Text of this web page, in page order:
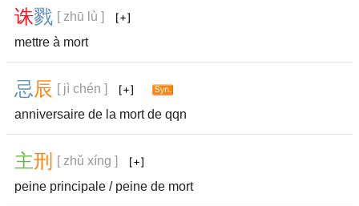
诛戮 [ zhū lù ]
mettre à mort
忌辰 [ jì chén ]
anniversaire de la mort de qqn
主刑
[ zhǔ xíng ]
peine principale / peine de mort